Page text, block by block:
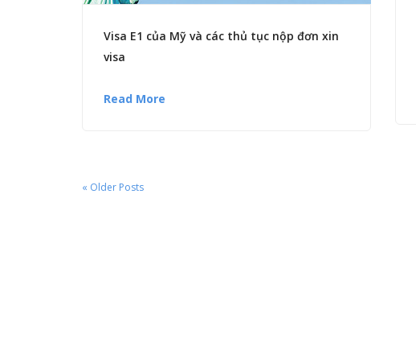
Visa E1 của Mỹ và các thủ tục nộp đơn xin
visa
Read More
« Older Posts